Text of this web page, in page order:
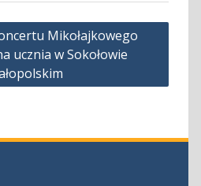
Mikołajkowego
ucznia w Sokołowie